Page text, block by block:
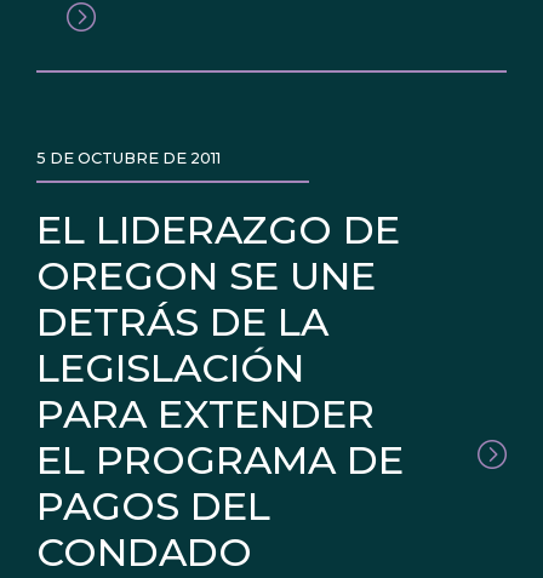
EL LIDERAZGO DE
OREGON SE UNE
DETRÁS DE LA
LEGISLACIÓN
PARA EXTENDER
EL PROGRAMA DE
PAGOS DEL
CONDADO
5 DE OCTUBRE DE 2011